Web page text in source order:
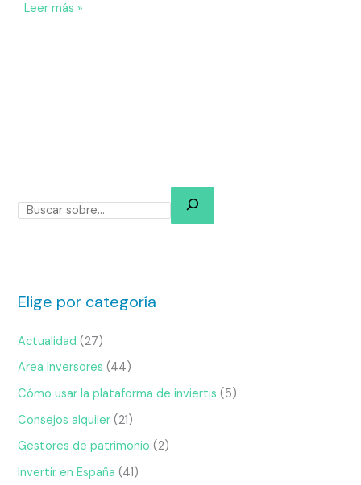
Leer más »
Elige por categoría
Actualidad (27)
Area Inversores (44)
Cómo usar la plataforma de inviertis (5)
Consejos alquiler (21)
Gestores de patrimonio (2)
Invertir en España (41)